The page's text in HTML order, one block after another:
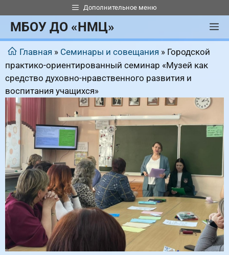
к
содержимому
Дополнительное меню
МБОУ ДО «НМЦ»
Главная » Семинары и совещания » Городской
практико-ориентированный семинар «Музей как
средство духовно-нравственного развития и
воспитания учащихся»